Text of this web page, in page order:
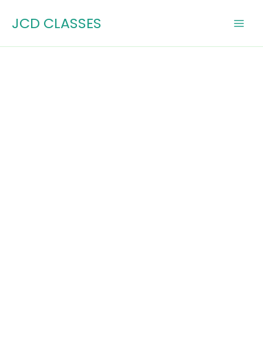
JCD CLASSES